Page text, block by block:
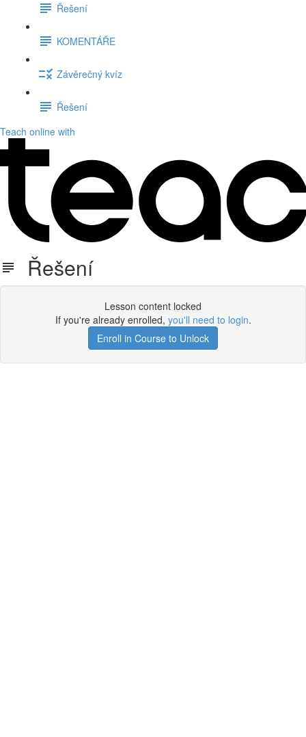
Řešení
KOMENTÁŘE
Závěrečný kvíz
Řešení
Teach online with
Řešení
Lesson content locked
If you're already enrolled, you'll need to login.
Enroll in Course to Unlock